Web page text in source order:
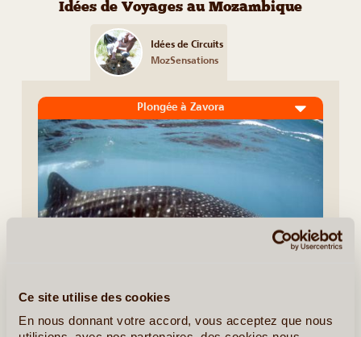
Ce site utilise des cookies
En nous donnant votre accord, vous acceptez que nous
Idées de Voyages au Mozambique
Idées de Circuits
MozSensations
Plongée à Zavora
8J/7N
Une exclusivité et un endroit rêve pour les fanas de